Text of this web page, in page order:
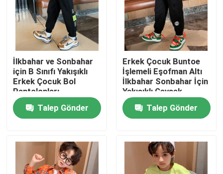
Kalite kontrol
Bize Ulaşın
Moda Çocuk Giyim
Küçük Kız Elbiseleri
Çocuk Giyim Seti
İlkbahar ve Sonbahar
için B Sınıfı Yakışıklı
Erkek Çocuk Bol
Pantolonları
Talep Gönder
Erkek Çocuk Buntoe
İşlemeli Eşofman Altı
İlkbahar Sonbahar İçin
Yakışıklı Gevşek
Pantolonlar
Talep Gönder